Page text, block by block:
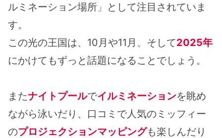
ルミネーション場所」として注目されていま
す。
この光の王国は、10月や11月、そして2025年
にかけてもずっと話題になることでしょう。
またナイトプールでイルミネーションを眺め
ながら泳いだり、口コミで人気のミッフィー
のプロジェクションマッピングも楽しんだり